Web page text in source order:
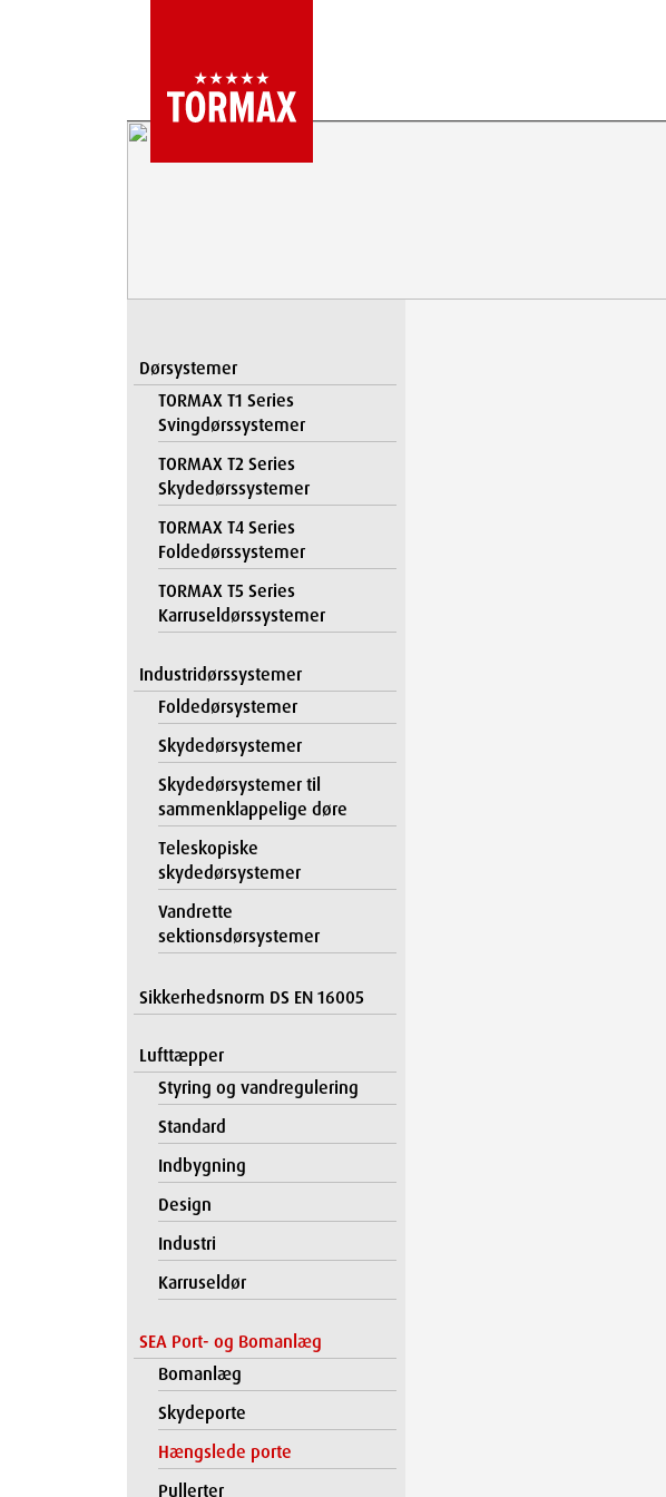
Dørsystemer
TORMAX T1 Series
Svingdørssystemer
TORMAX T2 Series
Skydedørssystemer
TORMAX T4 Series
Foldedørssystemer
TORMAX T5 Series
Karruseldørssystemer
Industridørssystemer
Foldedørsystemer
Skydedørsystemer
Skydedørsystemer til
sammenklappelige døre
Teleskopiske
skydedørsystemer
Vandrette
sektionsdørsystemer
Sikkerhedsnorm DS EN 16005
Lufttæpper
Styring og vandregulering
Standard
Indbygning
Design
Industri
Karruseldør
SEA Port- og Bomanlæg
Bomanlæg
Skydeporte
Hængslede porte
Pullerter